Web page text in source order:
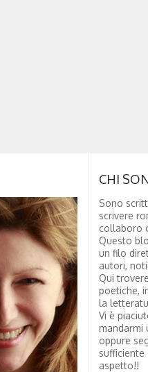
CHI
Sono
scrivere
collaboro
Questo
un filo
autori,
Qui
poetiche,
la
Vi è
mandarmi
oppure
sufficiente
aspetto!!